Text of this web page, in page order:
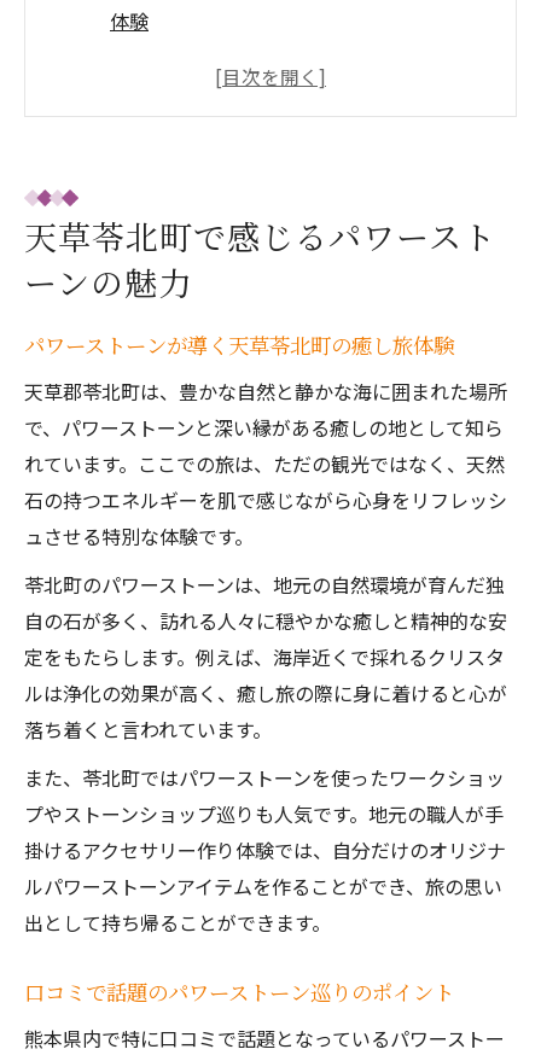
体験
口コミで話題のパワーストーン巡りのポイ
パワーストーンの引力を現地で体感できる
理由
神秘のパワーストーンと苓北町の歴史のつ
ながり
阿蘇小国町で楽しむパワーストーン採掘体
口コミで評判のパワーストーンスポットを
巡る旅
の物語
パワーストーン探しで感じる小国町の不思
議な力
天然石アクセサリー作りの楽しみ方と体験
パワーストーンに宿る引力を現地で実感
現地で感じるパワーストーンの強い引力と
は
パワーストーンの引力と熊本の自然の関係
パワーストーンの口コミから見える人気の
理由
天草苓北町で感じるパワースト
ーンの魅力
パワーストーンが導く天草苓北町の癒し旅体験
天草郡苓北町は、豊かな自然と静かな海に囲まれた場所
で、パワーストーンと深い縁がある癒しの地として知ら
れています。ここでの旅は、ただの観光ではなく、天然
石の持つエネルギーを肌で感じながら心身をリフレッシ
ュさせる特別な体験です。
苓北町のパワーストーンは、地元の自然環境が育んだ独
自の石が多く、訪れる人々に穏やかな癒しと精神的な安
定をもたらします。例えば、海岸近くで採れるクリスタ
ルは浄化の効果が高く、癒し旅の際に身に着けると心が
落ち着くと言われています。
また、苓北町ではパワーストーンを使ったワークショッ
プやストーンショップ巡りも人気です。地元の職人が手
掛けるアクセサリー作り体験では、自分だけのオリジナ
ルパワーストーンアイテムを作ることができ、旅の思い
出として持ち帰ることができます。
口コミで話題のパワーストーン巡りのポイント
熊本県内で特に口コミで話題となっているパワーストー